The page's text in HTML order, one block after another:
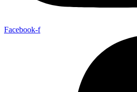
Facebook-f